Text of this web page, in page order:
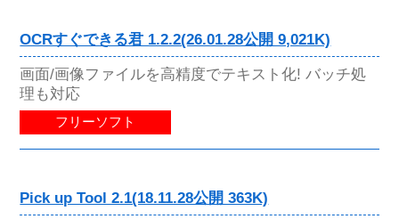
OCRすぐできる君 1.2.2(26.01.28公開 9,021K)
画面/画像ファイルを高精度でテキスト化! バッチ処
理も対応
フリーソフト
Pick up Tool 2.1(18.11.28公開 363K)